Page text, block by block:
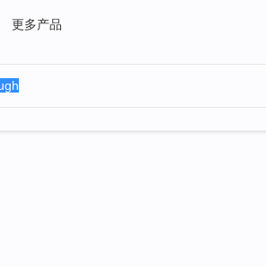
更多产品